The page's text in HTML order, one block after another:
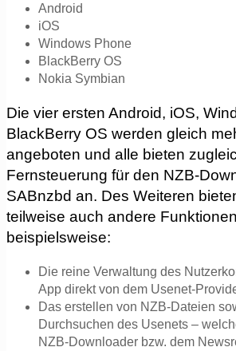
Android
iOS
Windows Phone
BlackBerry OS
Nokia Symbian
Die vier ersten Android, iOS, Windows Phone und
BlackBerry OS werden gleich
angeboten und alle bieten
Fernsteuerung für den NZB-
SABnzbd an. Des Weiteren
teilweise auch andere
beispielsweise:
Die reine Verwaltung des
App direkt von dem Usenet-
Das erstellen von NZB-Dateien
Durchsuchen des Usenets –
NZB-Downloader bzw. dem